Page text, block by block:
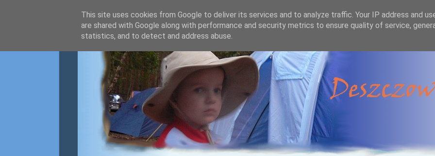
This site uses cookies from Google to deliver its services and to analyze traffic. Your IP address and
are shared with Google along with performance and security metrics to ensure quality of service,
statistics, and to detect and address abuse.